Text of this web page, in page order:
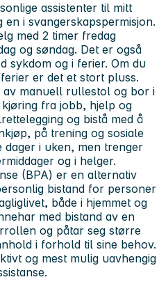
assistenter til mitt
en i svangerskapspermisjon.
med 2 timer fredag
og søndag. Det er også
sykdom og i ferier. Om du
er det et stort pluss.
manuell rullestol og bor i
fra jobb, hjelp og
og bistå med å
på trening og sosiale
i uken, men trenger
og i helger.
(BPA) er en alternativ
bistand for personer
både i hjemmet og
med bistand av en
og påtar seg større
i forhold til sine behov.
og mest mulig uavhengig